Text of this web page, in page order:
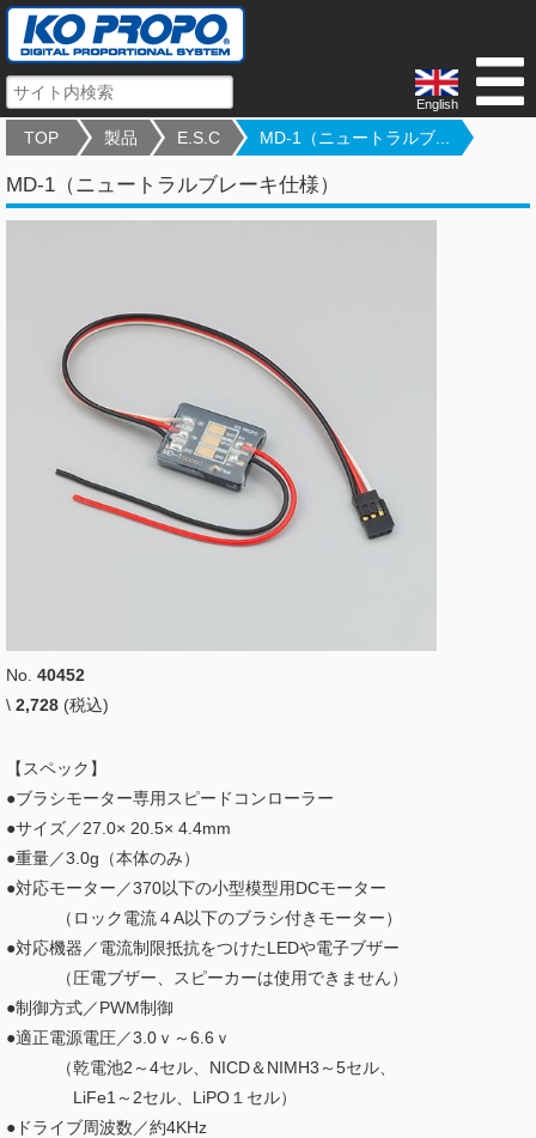
English
TOP 製品 E.S.C MD-1（ニュートラルブ...
MD-1（ニュートラルブレーキ仕様）
No. 40452
\ 2,728 (税込)
【スペック】
●ブラシモーター専用スピードコンローラー
●サイズ／27.0× 20.5× 4.4mm
●重量／3.0g（本体のみ）
●対応モーター／370以下の小型模型用DCモーター
（ロック電流４A以下のブラシ付きモーター）
●対応機器／電流制限抵抗をつけたLEDや電子ブザー
（圧電ブザー、スピーカーは使用できません）
●制御方式／PWM制御
●適正電源電圧／3.0ｖ～6.6ｖ
（乾電池2～4セル、NICD＆NIMH3～5セル、
LiFe1～2セル、LiPO１セル）
●ドライブ周波数／約4KHz